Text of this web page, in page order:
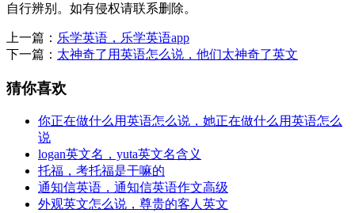
自行辨别。如有侵权请联系删除。
上一篇： 乐学英语，乐学英语app
下一篇： 太神奇了用英语怎么说，他们太神奇了英文
猜你喜欢
你正在做什么用英语怎么说，她正在做什么用英语怎么
说
logan英文名，yuta英文名含义
托福，考托福是干嘛的
通知信英语，通知信英语作文高级
外观英文怎么说，尊贵的客人英文